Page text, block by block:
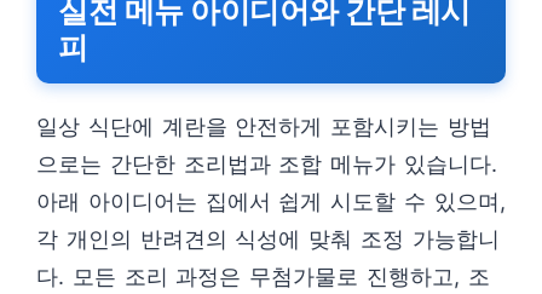
실전 메뉴 아이디어와 간단 레시
피
일상 식단에 계란을 안전하게 포함시키는 방법
으로는 간단한 조리법과 조합 메뉴가 있습니다.
아래 아이디어는 집에서 쉽게 시도할 수 있으며,
각 개인의 반려견의 식성에 맞춰 조정 가능합니
다. 모든 조리 과정은 무첨가물로 진행하고, 조